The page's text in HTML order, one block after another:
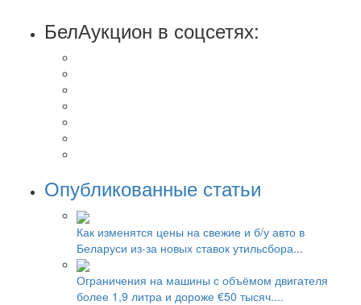
БелАукцион в соцсетях:
Опубликованные статьи
Как изменятся цены на свежие и б/у авто в
Беларуси из-за новых ставок утильсбора...
Ограничения на машины с объёмом двигателя
более 1,9 литра и дороже €50 тысяч....